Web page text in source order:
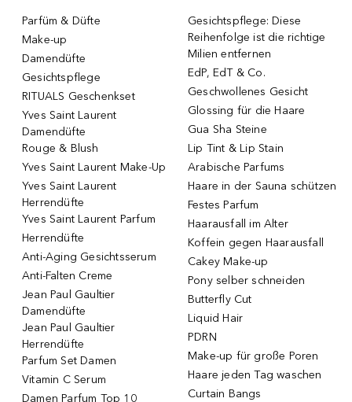
Parfüm & Düfte
Make-up
Damendüfte
Gesichtspflege
RITUALS Geschenkset
Yves Saint Laurent
Damendüfte
Rouge & Blush
Yves Saint Laurent Make-Up
Yves Saint Laurent
Herrendüfte
Yves Saint Laurent Parfum
Herrendüfte
Anti-Aging Gesichtsserum
Anti-Falten Creme
Jean Paul Gaultier
Damendüfte
Jean Paul Gaultier
Herrendüfte
Parfum Set Damen
Vitamin C Serum
Damen Parfum Top 10
Gesichtspflege: Diese
Reihenfolge ist die richtige
Milien entfernen
EdP, EdT & Co.
Geschwollenes Gesicht
Glossing für die Haare
Gua Sha Steine
Lip Tint & Lip Stain
Arabische Parfums
Haare in der Sauna schützen
Festes Parfum
Haarausfall im Alter
Koffein gegen Haarausfall
Cakey Make-up
Pony selber schneiden
Butterfly Cut
Liquid Hair
PDRN
Make-up für große Poren
Haare jeden Tag waschen
Curtain Bangs